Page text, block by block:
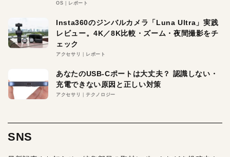
OS レポート
Insta360のジンバルカメラ「Luna Ultra」実践
レビュー。4K／8K比較・ズーム・夜間撮影をチ
ェック
アクセサリ レポート
あなたのUSB-Cポートは大丈夫？ 認識しない・
充電できない原因と正しい対策
アクセサリ テクノロジー
SNS